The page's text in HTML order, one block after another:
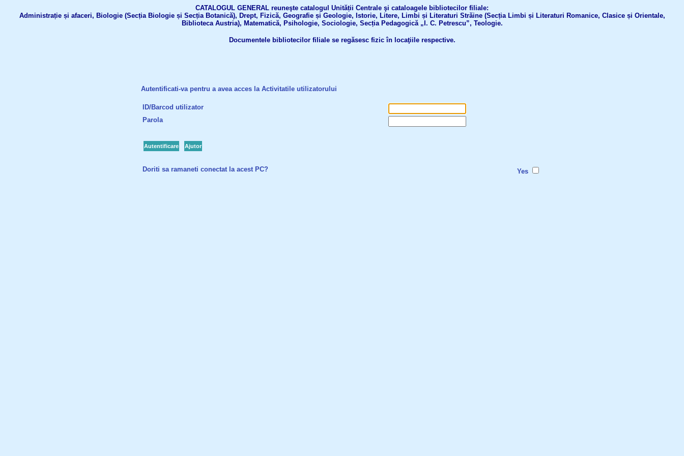
CATALOGUL GENERAL reuneşte catalogul Unității Centrale şi cataloagele bibliotecilor filiale:
Administrație și afaceri, Biologie (Secția Biologie și Secția Botanică), Drept, Fizică, Geografie și Geologie, Istorie, Litere, Limbi și Literaturi Străine (Secția Limbi și Literaturi Romanice, Clasice și Orientale,
Biblioteca Austria), Matematică, Psihologie, Sociologie, Secția Pedagogică „I. C. Petrescu”, Teologie.
Documentele bibliotecilor filiale se regăsesc fizic în locaţiile respective.
Autentificati-va pentru a avea acces la Activitatile utilizatorului
ID/Barcod utilizator
Parola
Autentificare Ajutor
Doriti sa ramaneti conectat la acest PC? Yes